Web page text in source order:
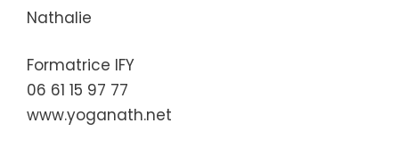
Nathalie
Formatrice IFY
06 61 15 97 77
www.yoganath.net